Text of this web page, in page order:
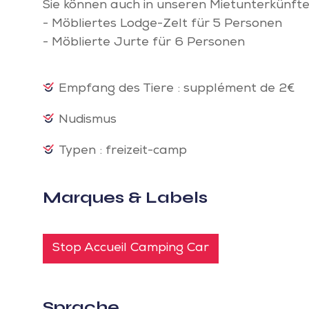
Sie können auch in unseren
- Möbliertes Lodge-Zelt für 5 Personen
- Möblierte Jurte für 6 Personen
Empfang des Tiere : supplément de 2€
Nudismus
Typen : freizeit-camp
Marques & Labels
Stop Accueil Camping Car